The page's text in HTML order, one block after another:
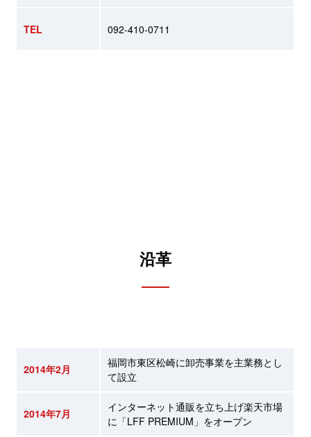
TEL 092-410-0711
​沿革
2014年2月
福岡市東区松崎に卸売事業を主業務とし
て設立
2014年7月
インターネット通販を立ち上げ楽天市場
に「LFF PREMIUM」をオープン